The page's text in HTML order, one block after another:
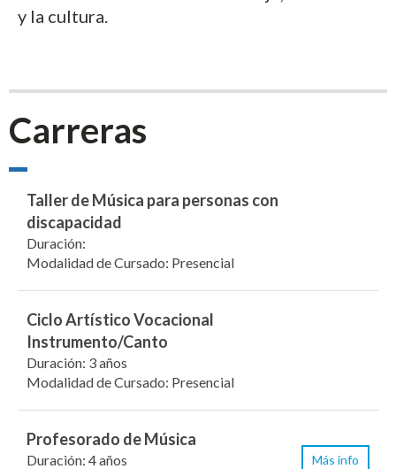
y la cultura.
Carreras
Taller de Música para personas con
discapacidad
Duración:
Modalidad de Cursado: Presencial
Ciclo Artístico Vocacional
Instrumento/Canto
Duración: 3 años
Modalidad de Cursado: Presencial
Profesorado de Música
Duración: 4 años
Más info